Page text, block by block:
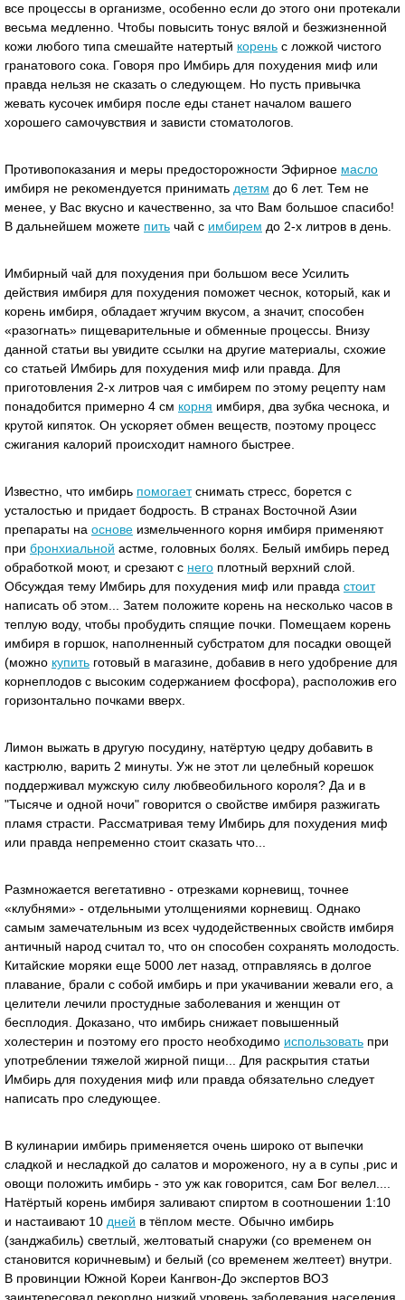
все процессы в организме, особенно если до этого они протекали
весьма медленно. Чтобы повысить тонус вялой и безжизненной
кожи любого типа смешайте натертый корень с ложкой чистого
гранатового сока. Говоря про Имбирь для похудения миф или
правда нельзя не сказать о следующем. Но пусть привычка
жевать кусочек имбиря после еды станет началом вашего
хорошего самочувствия и зависти стоматологов.
Противопоказания и меры предосторожности Эфирное масло
имбиря не рекомендуется принимать детям до 6 лет. Тем не
менее, у Вас вкусно и качественно, за что Вам большое спасибо!
В дальнейшем можете пить чай с имбирем до 2-х литров в день.
Имбирный чай для похудения при большом весе Усилить
действия имбиря для похудения поможет чеснок, который, как и
корень имбиря, обладает жгучим вкусом, а значит, способен
«разогнать» пищеварительные и обменные процессы. Внизу
данной статьи вы увидите ссылки на другие материалы, схожие
со статьей Имбирь для похудения миф или правда. Для
приготовления 2-х литров чая с имбирем по этому рецепту нам
понадобится примерно 4 см корня имбиря, два зубка чеснока, и
крутой кипяток. Он ускоряет обмен веществ, поэтому процесс
сжигания калорий происходит намного быстрее.
Известно, что имбирь помогаетснимать стресс, борется с
усталостью и придает бодрость. В странах Восточной Азии
препараты на основе измельченного корня имбиря применяют
при бронхиальной астме, головных болях. Белый имбирь перед
обработкой моют, и срезают с него плотный верхний слой.
Обсуждая тему Имбирь для похудения миф или правда стоит
написать об этом... Затем положите корень на несколько часов в
теплую воду, чтобы пробудить спящие почки. Помещаем корень
имбиря в горшок, наполненный субстратом для посадки овощей
(можно купить готовый в магазине, добавив в него удобрение для
корнеплодов с высоким содержанием фосфора), расположив его
горизонтально почками вверх.
Лимон выжать в другую посудину, натёртую цедру добавить в
кастрюлю, варить 2 минуты. Уж не этот ли целебный корешок
поддерживал мужскую силу любвеобильного короля? Да и в
"Тысяче и одной ночи" говорится о свойстве имбиря разжигать
пламя страсти. Рассматривая тему Имбирь для похудения миф
или правда непременно стоит сказать что...
Размножается вегетативно - отрезками корневищ, точнее
«клубнями» - отдельными утолщениями корневищ. Однако
самым замечательным из всех чудодейственных свойств имбиря
античный народ считал то, что он способен сохранять молодость.
Китайские моряки еще 5000 лет назад, отправляясь в долгое
плавание, брали с собой имбирь и при укачивании жевали его, а
целители лечили простудные заболевания и женщин от
бесплодия. Доказано, что имбирь снижает повышенный
холестерин и поэтому его просто необходимо использовать при
употреблении тяжелой жирной пищи... Для раскрытия статьи
Имбирь для похудения миф или правда обязательно следует
написать про следующее.
В кулинарии имбирь применяется очень широко от выпечки
сладкой и несладкой до салатов и мороженого, ну а в супы ,рис и
овощи положить имбирь - это уж как говорится, сам Бог велел....
Натёртый корень имбиря заливают спиртом в соотношении 1:10
и настаивают 10 дней в тёплом месте. Обычно имбирь
(занджабиль) светлый, желтоватый снаружи (со временем он
становится коричневым) и белый (со временем желтеет) внутри.
В провинции Южной Кореи Кангвон-До экспертов ВОЗ